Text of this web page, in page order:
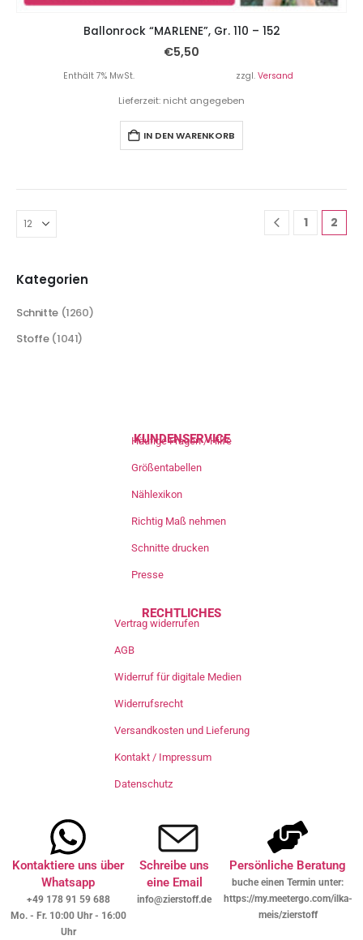
Ballonrock “MARLENE”, Gr. 110 – 152
€5,50
Enthält 7% MwSt. zzgl. Versand
Lieferzeit: nicht angegeben
IN DEN WARENKORB
1 2
Kategorien
Schnitte (1260)
Stoffe (1041)
KUNDENSERVICE
Häufige Fragen / Hilfe
Größentabellen
Nählexikon
Richtig Maß nehmen
Schnitte drucken
Presse
RECHTLICHES
Vertrag widerrufen
AGB
Widerruf für digitale Medien
Widerrufsrecht
Versandkosten und Lieferung
Kontakt / Impressum
Datenschutz
Kontaktiere uns über
Whatsapp
+49 178 91 59 688
Mo. - Fr. 10:00 Uhr - 16:00
Uhr
Schreibe uns
eine Email
info@zierstoff.de
Persönliche Beratung
buche einen Termin unter:
https://my.meetergo.com/ilka-
meis/zierstoff